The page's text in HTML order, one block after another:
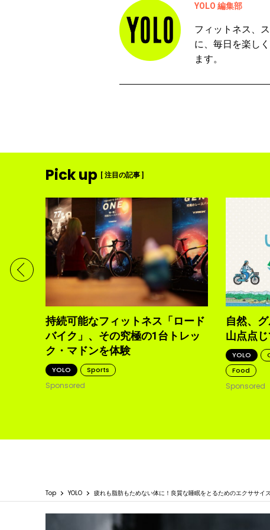
YOLO 編集部
フィットネス、
に、毎日を楽し
ます。
Pick up [ 注目の記事 ]
現す
持続可能なフィットネス「ロード
バイク」、その究極の1台トレッ
ク・マドンを体験
YOLO Sports
Sponsored
自然、
山点点
YOLO
Food
Sponsored
Top YOLO 疲れも脂肪もためない体に！良質な睡眠をとるためのエクササイ